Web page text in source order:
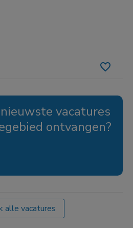
vacatures
ontvangen?
alle vacatures